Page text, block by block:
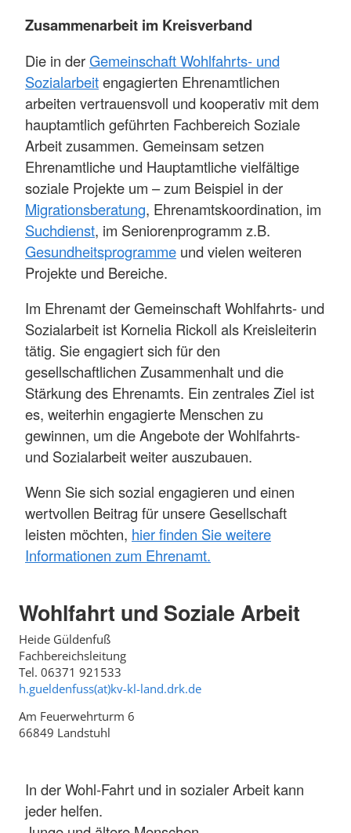
Zusammenarbeit im Kreisverband
Die in derGemeinschaft Wohlfahrts- und
Sozialarbeitengagierten Ehrenamtlichen
arbeiten vertrauensvoll und kooperativ mit dem
hauptamtlich geführten Fachbereich Soziale
Arbeit zusammen. Gemeinsam setzen
Ehrenamtliche und Hauptamtliche vielfältige
soziale Projekte um – zum Beispiel in der
Migrationsberatung, Ehrenamtskoordination, im
Suchdienst, im Seniorenprogramm z.B.
Gesundheitsprogramme und vielen weiteren
Projekte und Bereiche.
Im Ehrenamt der Gemeinschaft Wohlfahrts- und
Sozialarbeit ist Kornelia Rickoll als Kreisleiterin
tätig. Sie engagiert sich für den
gesellschaftlichen Zusammenhalt und die
Stärkung des Ehrenamts. Ein zentrales Ziel ist
es, weiterhin engagierte Menschen zu
gewinnen, um die Angebote der Wohlfahrts-
und Sozialarbeit weiter auszubauen.
Wenn Sie sich sozial engagieren und einen
wertvollen Beitrag für unsere Gesellschaft
leisten möchten, hier finden Sie weitere
Informationen zum Ehrenamt.
Wohlfahrt und Soziale Arbeit
Heide Güldenfuß
Fachbereichsleitung
Tel. 06371 921533
h.gueldenfuss(at)kv-kl-land.drk.de
Am Feuerwehrturm 6
66849 Landstuhl
In der Wohl-Fahrt und in sozialer Arbeit kann
jeder helfen.